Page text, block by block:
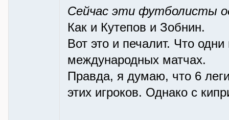
Сейчас эти футболисты
Как и Кутепов и Зобнин.
Вот это и печалит. Что
международных матчах.
Правда, я думаю, что 6
этих игроков. Однако с